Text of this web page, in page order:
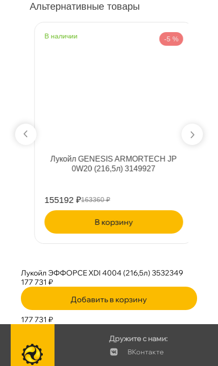
Альтернативные товары
наличии -5 %
Лукойл GENESIS ARMORTECH JP
0W20 (216,5л) 3149927
155192 ₽163360 ₽
корзину
Лукойл ЭФФОРСЕ XDI 4004 (216,5л) 3532349
177 731 ₽
Добавить в корзину
177 731 ₽
Дружите с нами:
Контакте